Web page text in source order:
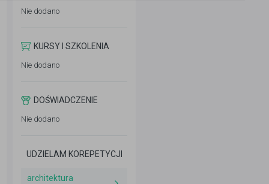
Nie dodano
KURSY I SZKOLENIA
Nie dodano
DOŚWIADCZENIE
Nie dodano
UDZIELAM KOREPETYCJI
architektura